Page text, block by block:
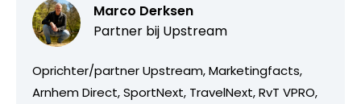
Marco Derksen
Partner bij Upstream
Oprichter/partner Upstream, Marketingfacts,
Arnhem Direct, SportNext, TravelNext, RvT VPRO,